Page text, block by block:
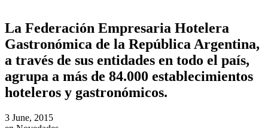
La Federación Empresaria Hotelera
Gastronómica de la República Argentina,
a través de sus entidades en todo el país,
agrupa a más de 84.000 establecimientos
hoteleros y gastronómicos.
3 June, 2015